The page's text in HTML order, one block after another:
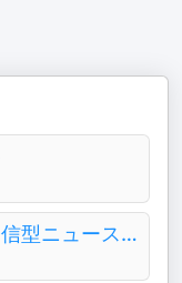
荻上チキ・Session～発信型ニュース・プロジェクト